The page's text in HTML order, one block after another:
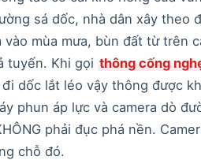
sá dốc, nhà dân xây
mùa mưa, bùn đất từ trên
tuyến. Khi gọi thông cống
dốc lắt léo vậy thông được
phun áp lực và camera dò
phải đục phá nền.
chỗ đó.